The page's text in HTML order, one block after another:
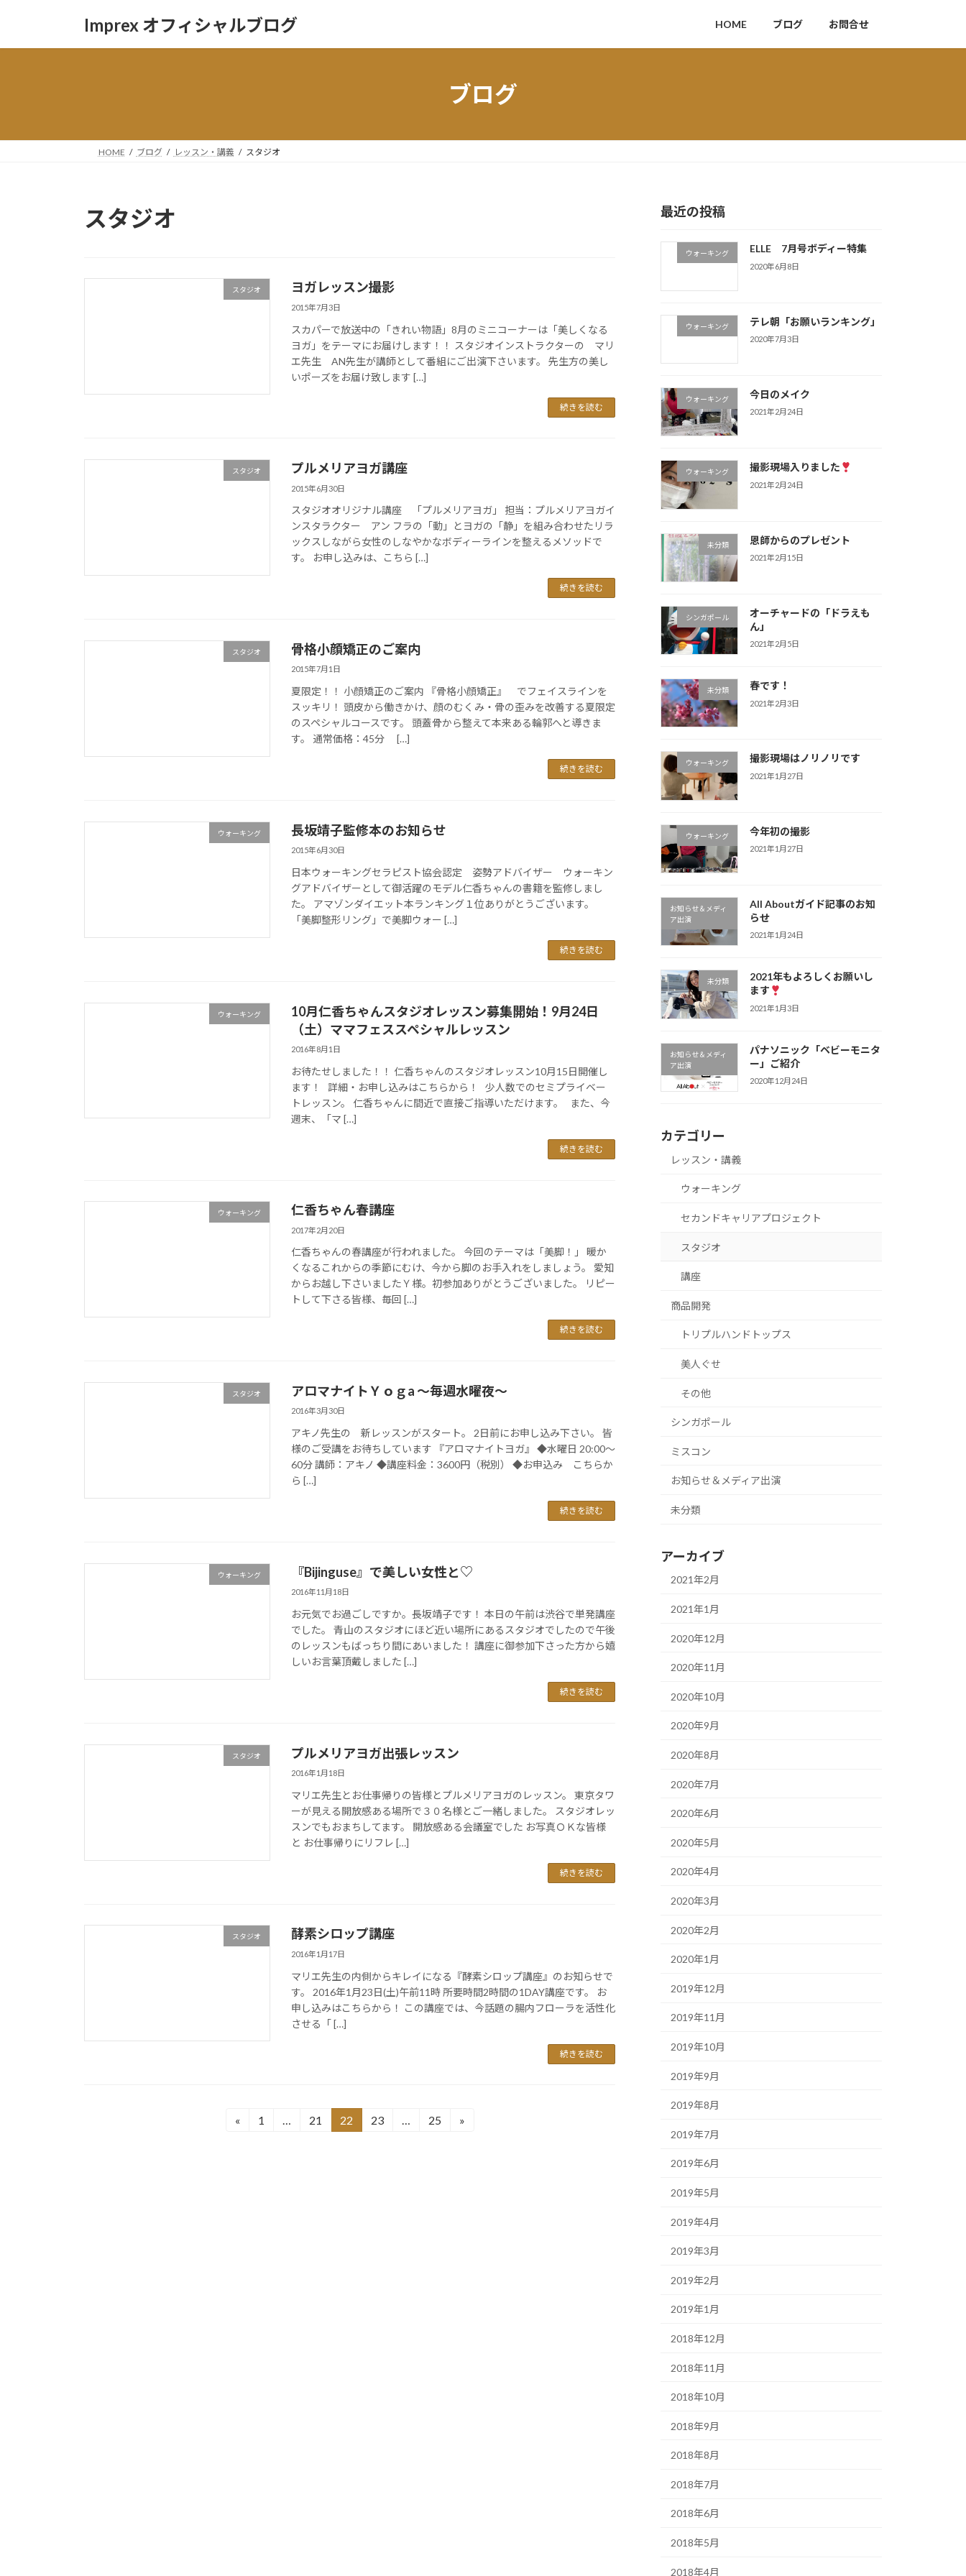
Imprex オフィシャルブログ HOME ブログ お問合せ
ブログ
HOME ブログ レッスン・講義 スタジオ
スタジオ
スタジオ ヨガレッスン撮影
2015年7月3日
スカパーで放送中の「きれい物語」8月のミニコーナーは「美しくなる
ヨガ」をテーマにお届けします！！ スタジオインストラクターの マリ
エ先生 AN先生が講師として番組にご出演下さいます。 先生方の美し
いポーズをお届け致します […]
続きを読む
スタジオ プルメリアヨガ講座
2015年6月30日
スタジオオリジナル講座 「プルメリアヨガ」 担当：プルメリアヨガイ
ンスタラクター アン フラの「動」とヨガの「静」を組み合わせたリラ
ックスしながら女性のしなやかなボディーラインを整えるメソッドで
す。 お申し込みは、こちら […]
続きを読む
スタジオ 骨格小顔矯正のご案内
2015年7月1日
夏限定！！ 小顔矯正のご案内 『骨格小顔矯正』 でフェイスラインを
スッキリ！ 頭皮から働きかけ、顔のむくみ・骨の歪みを改善する夏限定
のスペシャルコースです。 頭蓋骨から整えて本来ある輪郭へと導きま
す。 通常価格：45分 […]
続きを読む
ウォーキング 長坂靖子監修本のお知らせ
2015年6月30日
日本ウォーキングセラピスト協会認定 姿勢アドバイザー ウォーキン
グアドバイザーとして御活躍のモデル仁香ちゃんの書籍を監修しまし
た。 アマゾンダイエット本ランキング１位ありがとうございます。
「美脚整形リング」で美脚ウォー […]
続きを読む
ウォーキング
10月仁香ちゃんスタジオレッスン募集開始！9月24日
（土）ママフェススペシャルレッスン
2016年8月1日
お待たせしました！！ 仁香ちゃんのスタジオレッスン10月15日開催し
ます！ 詳細・お申し込みはこちらから！ 少人数でのセミプライベー
トレッスン。 仁香ちゃんに間近で直接ご指導いただけます。 また、今
週末、「マ […]
続きを読む
ウォーキング 仁香ちゃん春講座
2017年2月20日
仁香ちゃんの春講座が行われました。 今回のテーマは「美脚！」 暖か
くなるこれからの季節にむけ、今から脚のお手入れをしましょう。 愛知
からお越し下さいましたＹ様。初参加ありがとうございました。 リピー
トして下さる皆様、毎回 […]
続きを読む
スタジオ アロマナイトＹｏｇa ～毎週水曜夜～
2016年3月30日
アキノ先生の 新レッスンがスタート。 2日前にお申し込み下さい。 皆
様のご受講をお待ちしています 『アロマナイトヨガ』 ◆水曜日 20:00〜
60分 講師：アキノ ◆講座料金：3600円（税別） ◆お申込み こちらか
ら […]
続きを読む
ウォーキング 『Bijinguse』で美しい女性と♡
2016年11月18日
お元気でお過ごしですか。長坂靖子です！ 本日の午前は渋谷で単発講座
でした。 青山のスタジオにほど近い場所にあるスタジオでしたので午後
のレッスンもばっちり間にあいました！ 講座に御参加下さった方から嬉
しいお言葉頂戴しました […]
続きを読む
スタジオ プルメリアヨガ出張レッスン
2016年1月18日
マリエ先生とお仕事帰りの皆様とプルメリアヨガのレッスン。 東京タワ
ーが見える開放感ある場所で３０名様とご一緒しました。 スタジオレッ
スンでもおまちしてます。 開放感ある会議室でした お写真ＯＫな皆様
と お仕事帰りにリフレ […]
続きを読む
スタジオ 酵素シロップ講座
2016年1月17日
マリエ先生の内側からキレイになる『酵素シロップ講座』のお知らせで
す。 2016年1月23日(土)午前11時 所要時間2時間の1DAY講座です。 お
申し込みはこちらから！ この講座では、今話題の腸内フローラを活性化
させる「 […]
続きを読む
«
固
1 …
固
21
固
22
固
23 …
固
25 »
最近の投稿
ウォーキング ELLE 7月号ボディー特集
2020年6月8日
ウォーキング テレ朝「お願いランキング」
2020年7月3日
ウォーキング 今日のメイク
2021年2月24日
ウォーキング 撮影現場入りました
2021年2月24日
未分類 恩師からのプレゼント
2021年2月15日
シンガポール
オーチャードの「ドラえも
ん」
2021年2月5日
未分類 春です！
2021年2月3日
ウォーキング 撮影現場はノリノリです
2021年1月27日
ウォーキング 今年初の撮影
2021年1月27日
お知らせ＆メディ
ア出演
All Aboutガイド記事のお知
らせ
2021年1月24日
未分類
2021年もよろしくお願いし
ます
2021年1月3日
お知らせ＆メディ
ア出演
パナソニック「ベビーモニタ
ー」ご紹介
2020年12月24日
カテゴリー
レッスン・講義
ウォーキング
セカンドキャリアプロジェクト
スタジオ
講座
商品開発
トリプルハンドトップス
美人ぐせ
その他
シンガポール
ミスコン
お知らせ＆メディア出演
未分類
アーカイブ
2021年2月
2021年1月
2020年12月
2020年11月
2020年10月
2020年9月
2020年8月
2020年7月
2020年6月
2020年5月
2020年4月
2020年3月
2020年2月
2020年1月
2019年12月
2019年11月
2019年10月
2019年9月
2019年8月
2019年7月
2019年6月
2019年5月
2019年4月
2019年3月
2019年2月
2019年1月
2018年12月
2018年11月
2018年10月
2018年9月
2018年8月
2018年7月
2018年6月
2018年5月
2018年4月